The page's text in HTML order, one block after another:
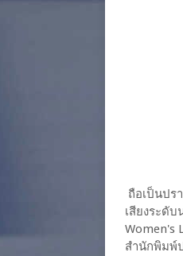
ถือเป็นปร
เสียงระดั
Women's
สำนักพิมพ์